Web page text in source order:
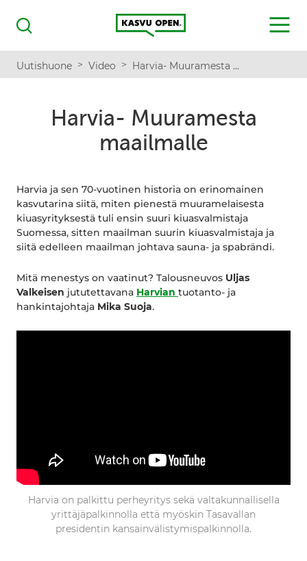
Haku
Kasvu Open
MENU
Uutishuone > Video > Harvia- Muuramesta maailmalle
Harvia- Muuramesta
maailmalle
Harvia ja sen 70-vuotinen historia on erinomainen
kasvutarina siitä, miten pienestä muuramelaisesta
kiuasyrityksestä tuli ensin suuri kiuasvalmistaja
Suomessa, sitten maailman suurin kiuasvalmistaja ja
siitä edelleen maailman johtava sauna- ja spabrändi.
Mitä menestys on vaatinut? Talousneuvos Uljas
Valkeisen jututettavana Harvian tuotanto- ja
hankintajohtaja Mika Suoja.
Harvia on palkittu perheyritys sekä valtakunnallisella
yrittäjäpalkinnolla että myöskin Tasavallan
presidentin kansainvälistymispalkinnolla.